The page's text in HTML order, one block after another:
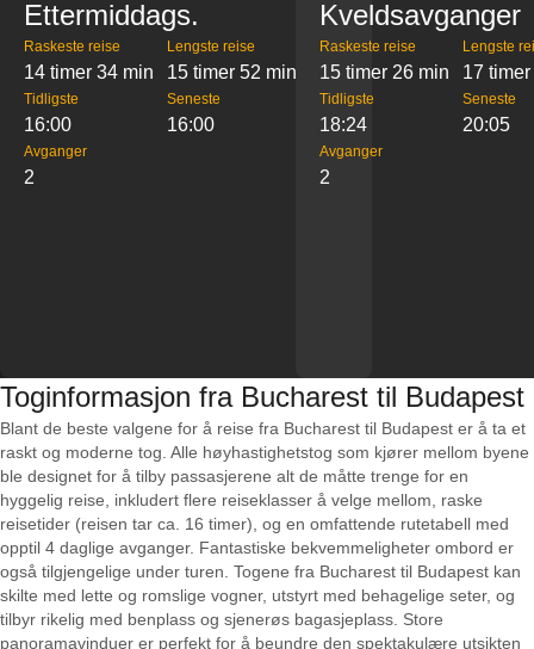
Ettermiddags.
Raskeste reise
14 timer 34 min
Lengste reise
15 timer 52 min
Tidligste
16:00
Seneste
16:00
Avganger
2
Kveldsavganger
Raskeste reise
15 timer 26 min
Lengste
17
Tidligste
18:24
Seneste
20:05
Avganger
2
Toginformasjon fra Bucharest til Budapest
Blant de beste valgene for å reise fra Bucharest til Budapest er å ta et
raskt og moderne tog. Alle høyhastighetstog som kjører mellom byene
ble designet for å tilby passasjerene alt de måtte trenge for en
hyggelig reise, inkludert flere reiseklasser å velge mellom, raske
reisetider (reisen tar ca. 16 timer), og en omfattende rutetabell med
opptil 4 daglige avganger. Fantastiske bekvemmeligheter ombord er
også tilgjengelige under turen. Togene fra Bucharest til Budapest kan
skilte med lette og romslige vogner, utstyrt med behagelige seter, og
tilbyr rikelig med benplass og sjenerøs bagasjeplass. Store
panoramavinduer er perfekt for å beundre den spektakulære utsikten